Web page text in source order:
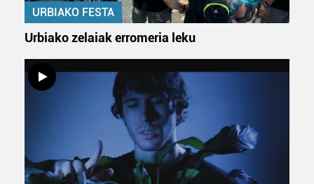
URBIAKO FESTA
Urbiako zelaiak erromeria leku